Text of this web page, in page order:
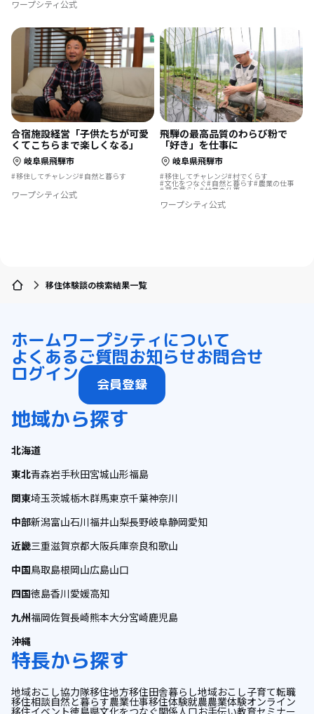
ワープシティ公式
合宿施設経営「子供たちが可愛
くてこちらまで楽しくなる」
岐阜県飛騨市
移住してチャレンジ 自然と暮らす
ワープシティ公式
飛騨の最高品質のわらび粉で
「好き」を仕事に
岐阜県飛騨市
移住してチャレンジ 村でくらす
文化をつなぐ 自然と暮らす 農業の仕事
夢の暮らし 林業の仕事
ワープシティ公式
移住体験談の検索結果一覧
ホームワープシティについて
よくあるご質問お知らせお問合せ
ログイン 会員登録
地域から探す
北海道
東北青森岩手秋田宮城山形福島
関東埼玉茨城栃木群馬東京千葉神奈川
中部新潟富山石川福井山梨長野岐阜静岡愛知
近畿三重滋賀京都大阪兵庫奈良和歌山
中国鳥取島根岡山広島山口
四国徳島香川愛媛高知
九州福岡佐賀長崎熊本大分宮崎鹿児島
沖縄
特長から探す
地域おこし協力隊移住地方移住田舎暮らし地域おこし子育て転職
移住相談自然と暮らす農業仕事移住体験就農農業体験オンライン